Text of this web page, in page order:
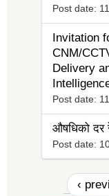
Post date:
Invitation
CNM/
Delivery
Post date:
औषधिको दर
Post date:
‹